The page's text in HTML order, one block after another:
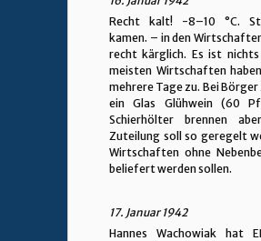
Recht kalt! -8–10 °C.
kamen. – in den
recht kärglich. Es ist
meisten Wirtschaften
mehrere Tage zu. Bei Börger
ein Glas Glühwein (60
Schierhölter brennen
Zuteilung soll so geregelt
Wirtschaften ohne
beliefert werden sollen.
17. Januar 1942
Hannes Wachowiak hat